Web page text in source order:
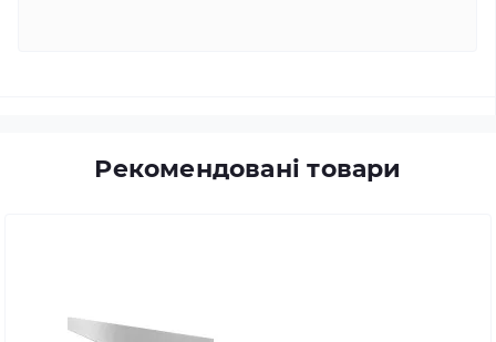
Рекомендовані товари